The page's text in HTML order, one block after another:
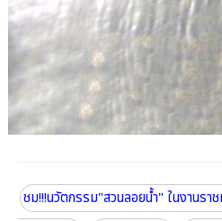
ชม!!!นวัตกรรม"สวนลอยน้ำ" ในงานร